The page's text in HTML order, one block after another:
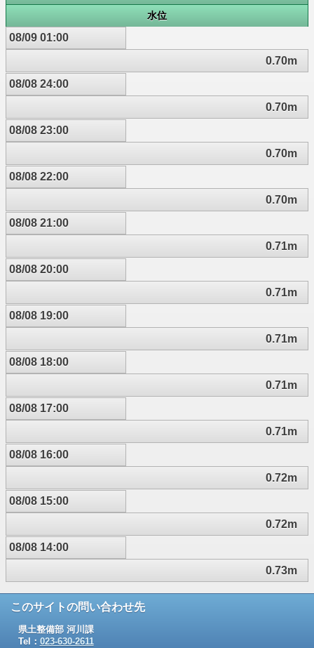
水位
08/09 01:00
0.70m
08/08 24:00
0.70m
08/08 23:00
0.70m
08/08 22:00
0.70m
08/08 21:00
0.71m
08/08 20:00
0.71m
08/08 19:00
0.71m
08/08 18:00
0.71m
08/08 17:00
0.71m
08/08 16:00
0.72m
08/08 15:00
0.72m
08/08 14:00
0.73m
このサイトの問い合わせ先
県土整備部 河川課
Tel： 023-630-2611